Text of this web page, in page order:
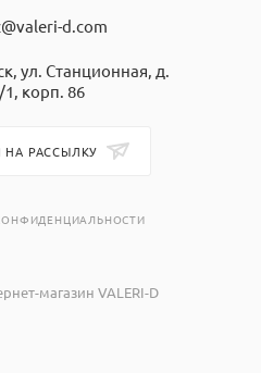
d.com
ул. Станционная, д.
1, корп. 86
НА РАССЫЛКУ
магазин VALERI-D